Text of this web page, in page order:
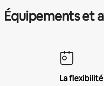
Équipements et
La